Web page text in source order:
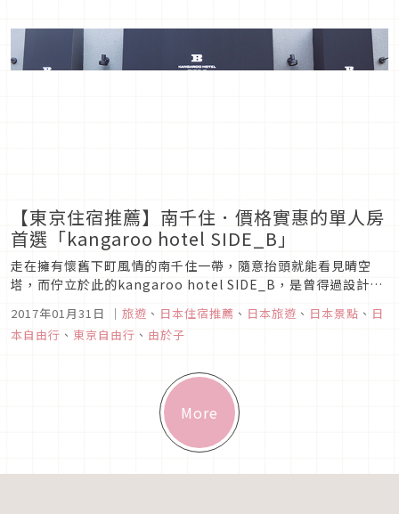
【東京住宿推薦】南千住．價格實惠的單人房
首選「kangaroo hotel SIDE_B」
走在擁有懷舊下町風情的南千住一帶，隨意抬頭就能看見晴空
塔，而佇立於此的kangaroo hotel SIDE_B，是曾得過設計獎
館，SIDE_B擁有簡約而溫馨的空間，讓大家能不傷荷包的擁有
高品質住宿，因此廣受自助旅行人們的喜愛。
2017年01月31日 ｜ 旅遊 、 日本住宿推薦 、 日本旅遊 、 日本景點 、 日
本自由行 、 東京自由行 、 由於子
More